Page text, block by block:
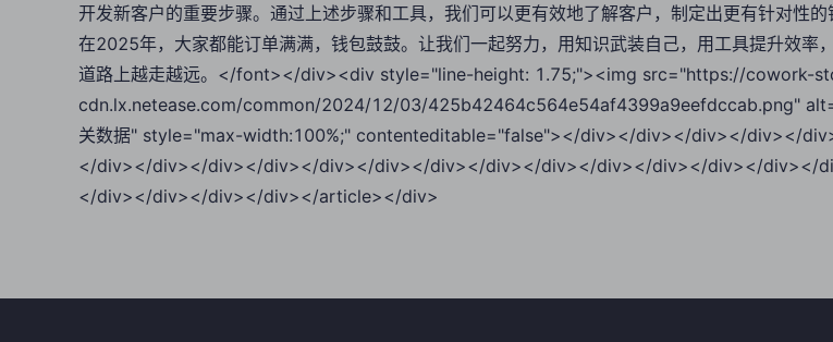
开发新客户的重要步骤。通过上述步骤和工具，我们可以更有效地了解客户，制定出更有针对性的
在2025年，大家都能订单满满，钱包鼓鼓。让我们一起努力，用知识武装自己，用工具提升效率
道路上越走越远。</font></div><div style="line-height: 1.75;"><img src="https://cowork-
cdn.lx.netease.com/common/2024/12/03/425b42464c564e54af4399a9eefdccab.png"
关数据" style="max-width:100%;" contenteditable="false"></div></div></div></div></
</div></div></div></div></div></div></div></div></div></div></div></div></div></
</div></div></div></div></article></div>